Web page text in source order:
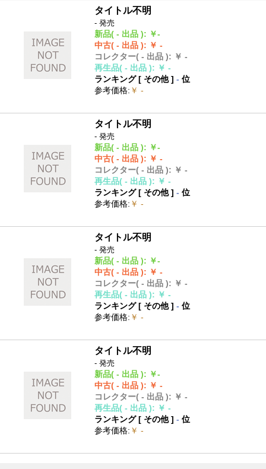
タイトル不明
- 発売
新品( - 出品 ): ￥-
中古( - 出品 ): ￥ -
コレクター( - 出品 ): ￥ -
再生品( - 出品 ): ￥ -
ランキング [ その他]- 位
参考価格: ￥ -
タイトル不明
- 発売
新品( - 出品 ): ￥-
中古( - 出品 ): ￥ -
コレクター( - 出品 ): ￥ -
再生品( - 出品 ): ￥ -
ランキング [ その他]- 位
参考価格: ￥ -
タイトル不明
- 発売
新品( - 出品 ): ￥-
中古( - 出品 ): ￥ -
コレクター( - 出品 ): ￥ -
再生品( - 出品 ): ￥ -
ランキング [ その他]- 位
参考価格: ￥ -
タイトル不明
- 発売
新品( - 出品 ): ￥-
中古( - 出品 ): ￥ -
コレクター( - 出品 ): ￥ -
再生品( - 出品 ): ￥ -
ランキング [ その他]- 位
参考価格: ￥ -